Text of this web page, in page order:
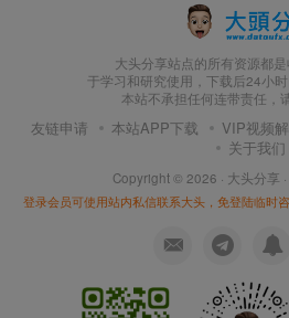
大头分享站点的所有资源都是
于学习和研究使用，下载后24小
本站不承担任何连带责任，
友链申请 本站APP下载 VIP视频
关于我们
Copyright © 2026 · 大头分享
登录会员可使用站内私信联系大头，免登陆临时